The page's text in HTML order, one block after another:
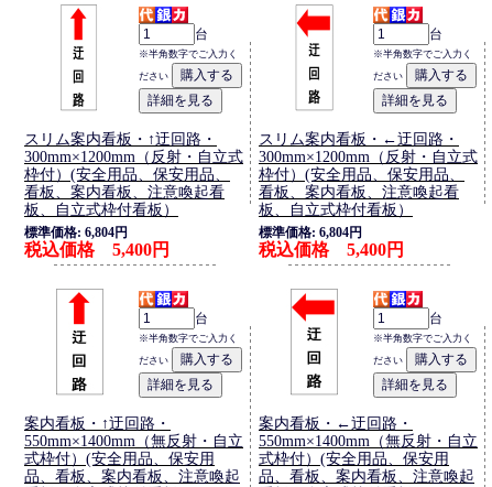
台
※半角数字でご入力く
ださい
スリム案内看板・↑迂回路・
300mm×1200mm（反射・自立式
枠付）(安全用品、保安用品、
看板、案内看板、注意喚起看
板、自立式枠付看板）
標準価格: 6,804円
税込価格 5,400円
台
※半角数字でご入力く
ださい
スリム案内看板・←迂回路・
300mm×1200mm（反射・自立式
枠付）(安全用品、保安用品、
看板、案内看板、注意喚起看
板、自立式枠付看板）
標準価格: 6,804円
税込価格 5,400円
台
※半角数字でご入力く
ださい
案内看板・↑迂回路・
550mm×1400mm（無反射・自立
式枠付）(安全用品、保安用
品、看板、案内看板、注意喚起
台
※半角数字でご入力く
ださい
案内看板・←迂回路・
550mm×1400mm（無反射・自立
式枠付）(安全用品、保安用
品、看板、案内看板、注意喚起